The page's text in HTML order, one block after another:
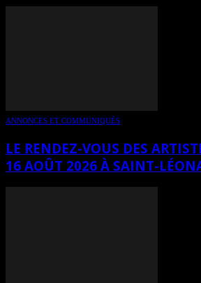
ANNONCES ET COMMUNIQUÉS
LE RENDEZ-VOUS DES
16 AOÛT 2026 À SAINT-